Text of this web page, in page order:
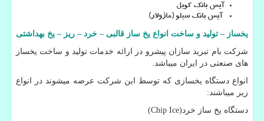
آیس بانک کویل
آیس بانک سیلو (ماژولار(
یخساز – تولید و ساخت انواع یخ ساز قالبی – خرد – ریز – یخ بهداشتی
شرکت بام تبرید سازان پیشرو در ارائه خدمات تولید و ساخت یخساز
های صنعتی در ایران میباشد.
انواع دستگاه یخسازی که توسط این شرکت عرضه میشوند در انواع
زیر میباشند:
دستگاه یخ ساز خرد (Chip Ice)